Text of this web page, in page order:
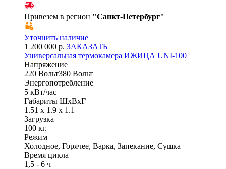
Привезем в регион "Санкт-Петербург"
Уточнить наличие
1 200 000 р. ЗАКАЗАТЬ
Универсальная термокамера ИЖИЦА UNI-100
Напряжение
220 Вольт380 Вольт
Энергопотребление
5 кВт/час
Габариты ШхВхГ
1.51 x 1.9 x 1.1
Загрузка
100 кг.
Режим
Холодное, Горячее, Варка, Запекание, Сушка
Время цикла
1,5 - 6 ч